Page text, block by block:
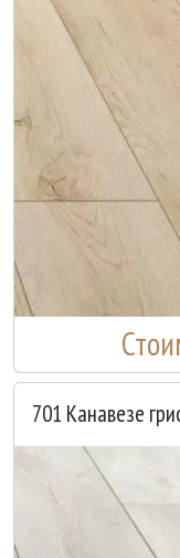
701 Канавезе